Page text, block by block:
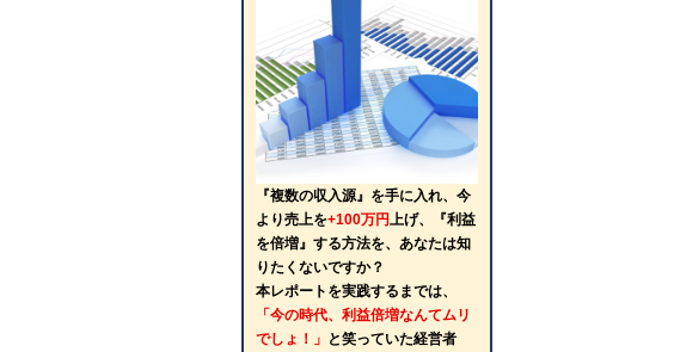
『複数の収入源』を手に入れ、今
より売上を+100万円上げ、『利益
を倍増』する方法を、あなたは知
りたくないですか？
本レポートを実践するまでは、
「今の時代、利益倍増なんてムリ
でしょ！」 と笑っていた経営者